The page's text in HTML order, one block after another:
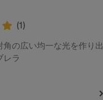
(1)
角の広い均一な光を作り出
レラ